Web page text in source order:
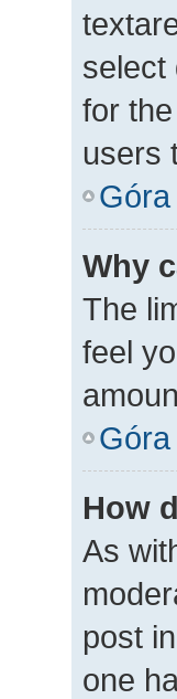
select
for
users
Góra
Why
The
feel
Góra
How
As
post
one